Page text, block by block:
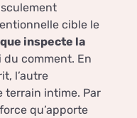
cible le
inspecte la
du comment. En
l’autre
terrain intime. Par
qu’apporte